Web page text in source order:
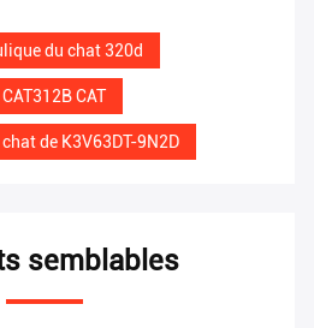
du chat 320d
CAT
de K3V63DT-9N2D
semblables